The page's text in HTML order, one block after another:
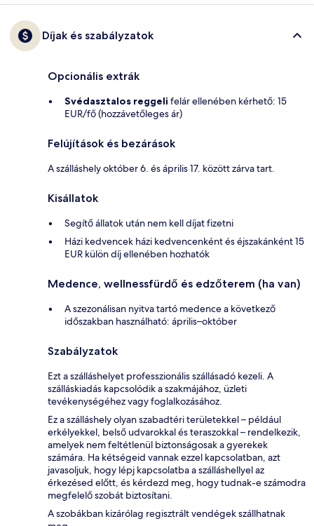
Díjak és szabályzatok
Opcionális extrák
Svédasztalos reggeli felár ellenében kérhető: 15
EUR/fő (hozzávetőleges ár)
Felújítások és bezárások
A szálláshely október 6. és április 17. között zárva tart.
Kisállatok
Segítő állatok után nem kell díjat fizetni
Házi kedvencek házi kedvencenként és éjszakánként 15
EUR külön díj ellenében hozhatók
Medence, wellnessfürdő és edzőterem (ha van)
A szezonálisan nyitva tartó medence a következő
időszakban használható: április–október
Szabályzatok
Ezt a szálláshelyet professzionális szállásadó kezeli. A
szálláskiadás kapcsolódik a szakmájához, üzleti
tevékenységéhez vagy foglalkozásához.
Ez a szálláshely olyan szabadtéri területekkel – például
erkélyekkel, belső udvarokkal és teraszokkal – rendelkezik,
amelyek nem feltétlenül biztonságosak a gyerekek
számára. Ha kétségeid vannak ezzel kapcsolatban, azt
javasoljuk, hogy lépj kapcsolatba a szálláshellyel az
érkezésed előtt, és kérdezd meg, hogy tudnak-e számodra
megfelelő szobát biztosítani.
A szobákban kizárólag regisztrált vendégek szállhatnak